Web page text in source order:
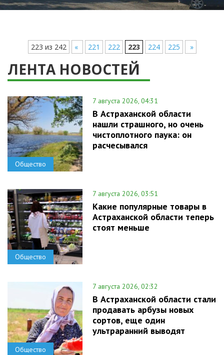
223 из 242 « 221 222 223 224 225 »
ЛЕНТА НОВОСТЕЙ
Общество
7 августа 2026, 04:31
В Астраханской области
нашли страшного, но очень
чистоплотного паука: он
расчесывался
Общество
7 августа 2026, 03:51
Какие популярные товары в
Астраханской области теперь
стоят меньше
Общество
7 августа 2026, 02:32
В Астраханской области стали
продавать арбузы новых
сортов, еще один
ультраранний выводят